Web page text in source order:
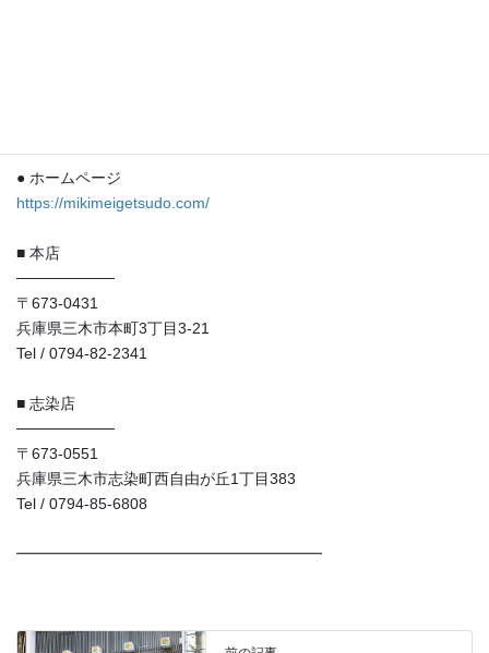
● ホームページ
https://mikimeigetsudo.com/
■ 本店
─────────
〒673-0431
兵庫県三木市本町3丁目3-21
Tel / 0794-82-2341
■ 志染店
─────────
〒673-0551
兵庫県三木市志染町西自由が丘1丁目383
Tel / 0794-85-6808
━━━━━━━━━━━━━━━━━━━━